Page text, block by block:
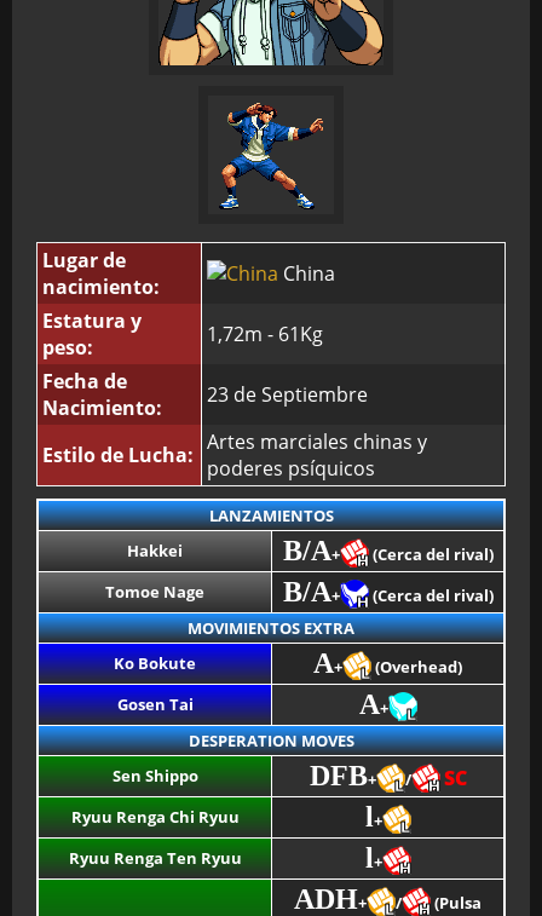
Lugar de
nacimiento:
China
Estatura y
peso:
1,72m - 61Kg
Fecha de
Nacimiento:
23 de Septiembre
Estilo de Lucha: Artes marciales chinas y
poderes psíquicos
LANZAMIENTOS
Hakkei
B/A+
(Cerca del rival)
Tomoe Nage
B/A+
(Cerca del rival)
MOVIMIENTOS EXTRA
Ko Bokute
A+
(Overhead)
Gosen Tai
A+
DESPERATION MOVES
Sen Shippo
DFB+ / SC
Ryuu Renga Chi Ryuu l+
Ryuu Renga Ten Ryuu
l+
ADH+ /
(Pulsa